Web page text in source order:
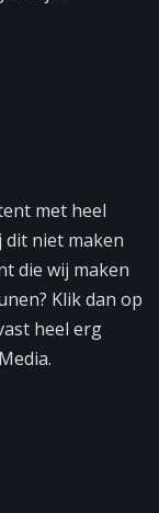
met heel
dit niet maken
die wij maken
Klik dan op
heel erg